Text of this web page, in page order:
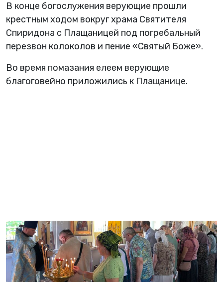
В конце богослужения верующие прошли
крестным ходом вокруг храма Святителя
Спиридона с Плащаницей под погребальный
перезвон колоколов и пение «Святый Боже».
Во время помазания елеем верующие
благоговейно приложились к Плащанице.